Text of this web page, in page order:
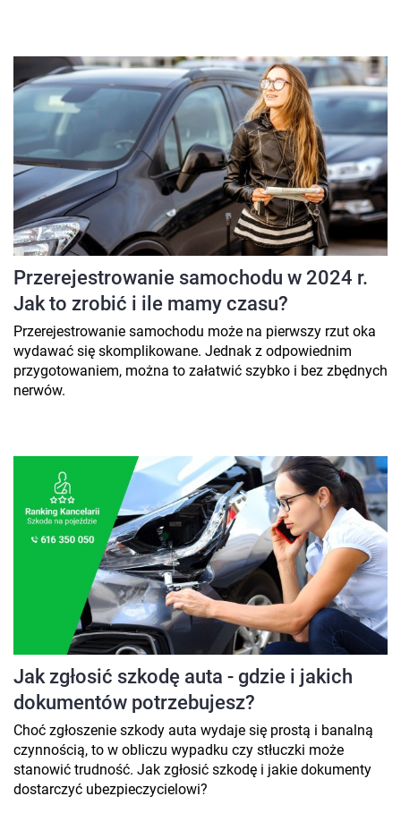
Przerejestrowanie samochodu w 2024 r.
Jak to zrobić i ile mamy czasu?
Przerejestrowanie samochodu może na pierwszy rzut oka
wydawać się skomplikowane. Jednak z odpowiednim
przygotowaniem, można to załatwić szybko i bez zbędnych
nerwów.
Jak zgłosić szkodę auta - gdzie i jakich
dokumentów potrzebujesz?
Choć zgłoszenie szkody auta wydaje się prostą i banalną
czynnością, to w obliczu wypadku czy stłuczki może
stanowić trudność. Jak zgłosić szkodę i jakie dokumenty
dostarczyć ubezpieczycielowi?